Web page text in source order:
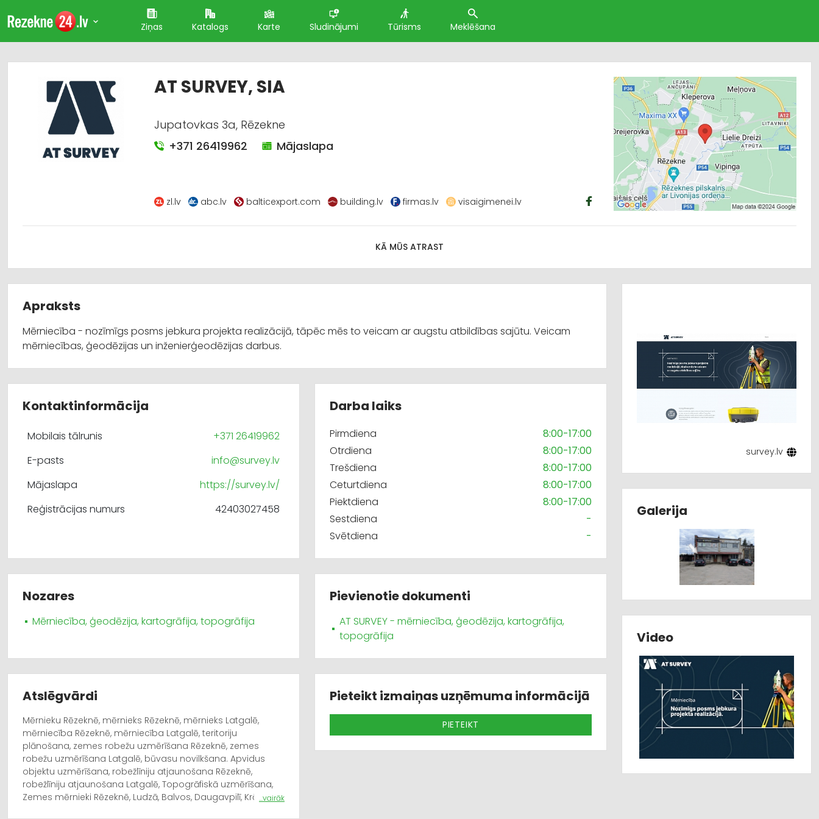
Ziņas Katalogs Karte Sludinājumi Tūrisms Meklēšana
AT SURVEY, SIA
Jupatovkas 3a, Rēzekne
+371 26419962
Mājaslapa
zl.lv abc.lv balticexport.com building.lv firmas.lv visaigimenei.lv
KĀ MŪS ATRAST
Apraksts
Mērniecība - nozīmīgs posms jebkura projekta realizācijā, tāpēc mēs to veicam ar augstu atbildības sajūtu. Veicam
mērniecības, ģeodēzijas un inženierģeodēzijas darbus.
Kontaktinformācija
Mobilais tālrunis
+371 26419962
E-pasts
info@survey.lv
Mājaslapa
https://survey.lv/
Reģistrācijas numurs
42403027458
Darba laiks
Pirmdiena
8:00-17:00
Otrdiena
8:00-17:00
Trešdiena
8:00-17:00
Ceturtdiena
8:00-17:00
Piektdiena
8:00-17:00
Sestdiena
-
Svētdiena
-
Nozares
Mērniecība, ģeodēzija, kartogrāfija, topogrāfija
Pievienotie dokumenti
AT SURVEY - mērniecība, ģeodēzija, kartogrāfija,
topogrāfija
Atslēgvārdi
Mērnieku Rēzeknē, mērnieks Rēzeknē, mērnieks Latgalē,
mērniecība Rēzeknē, mērniecība Latgalē, teritoriju
plānošana, zemes robežu uzmērīšana Rēzeknē, zemes
robežu uzmērīšana Latgalē, būvasu novilkšana. Apvidus
objektu uzmērīšana, robežlīniju atjaunošana Rēzeknē,
robežlīniju atjaunošana Latgalē, Topogrāfiskā uzmērīšana,
Zemes mērnieki Rēzeknē, Ludzā, Balvos, Daugavpilī, Krāslavā,
...vairāk
Pieteikt izmaiņas uzņēmuma informācijā
PIETEIKT
survey.lv
Galerija
Video